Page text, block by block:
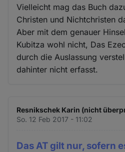
Vielleicht mag das Buch
Christen und Nichtchristen
Aber mit dem genauer
Kubitza wohl nicht, Das
durch die Auslassung
dahinter nicht erfasst.
Resnikschek Karin (nicht
So. 12 Feb 2017 - 11:02
Das AT gilt nur, sofern